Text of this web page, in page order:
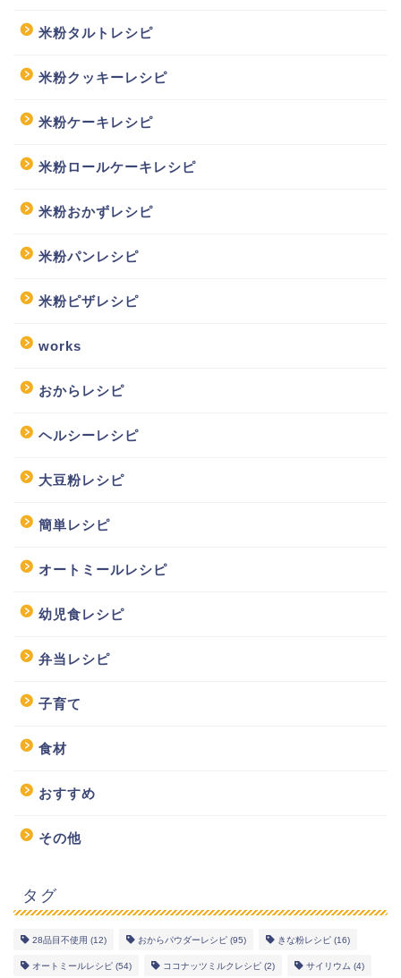
米粉タルトレシピ
米粉クッキーレシピ
米粉ケーキレシピ
米粉ロールケーキレシピ
米粉おかずレシピ
米粉パンレシピ
米粉ピザレシピ
works
おからレシピ
ヘルシーレシピ
大豆粉レシピ
簡単レシピ
オートミールレシピ
幼児食レシピ
弁当レシピ
子育て
食材
おすすめ
その他
タグ
28品目不使用 (12) おからパウダーレシピ (95) きな粉レシピ (16)
オートミールレシピ (54) ココナッツミルクレシピ (2) サイリウム (4)
幼児食レシピ